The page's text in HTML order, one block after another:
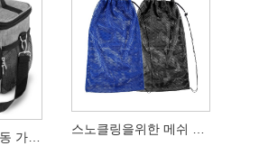
스트랩이 달린 냉동 가능한 도시락 가방
스노클링을위한 메쉬 기어 백